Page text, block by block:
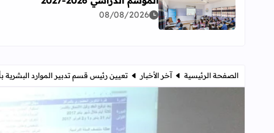
اقرأ المزيد عن تواريخ الدخول المدرسي برسم الموسم
08/08/2026
الصفحة الرئيسية آخر الأخبار تعيين رئيس قسم تدبير الموارد